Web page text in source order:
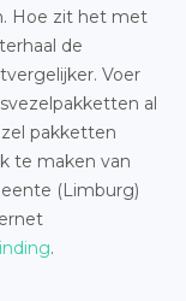
Hoe zit het met
de
Voer
al
pakketten
te maken van
(Limburg)
.